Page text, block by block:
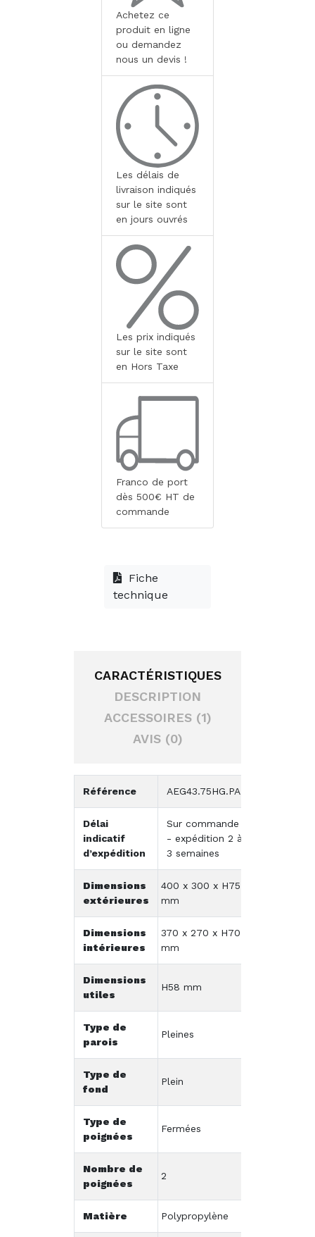
Achetez ce
produit en ligne
ou demandez
nous un devis !
Les délais de
livraison indiqués
sur le site sont
en jours ouvrés
Les prix indiqués
sur le site sont
en Hors Taxe
Franco de port
dès 500€ HT de
commande
Fiche
technique
CARACTÉRISTIQUES
DESCRIPTION
ACCESSOIRES (1)
AVIS (0)
Référence AEG43.75HG.PAL
Délai
indicatif
d’expédition
Sur commande
- expédition 2 à
3 semaines
Dimensions
extérieures
400 x 300 x H75
mm
Dimensions
intérieures
370 x 270 x H70
mm
Dimensions
utiles
H58 mm
Type de
parois
Pleines
Type de
fond
Plein
Type de
poignées
Fermées
Nombre de
poignées
2
Matière Polypropylène